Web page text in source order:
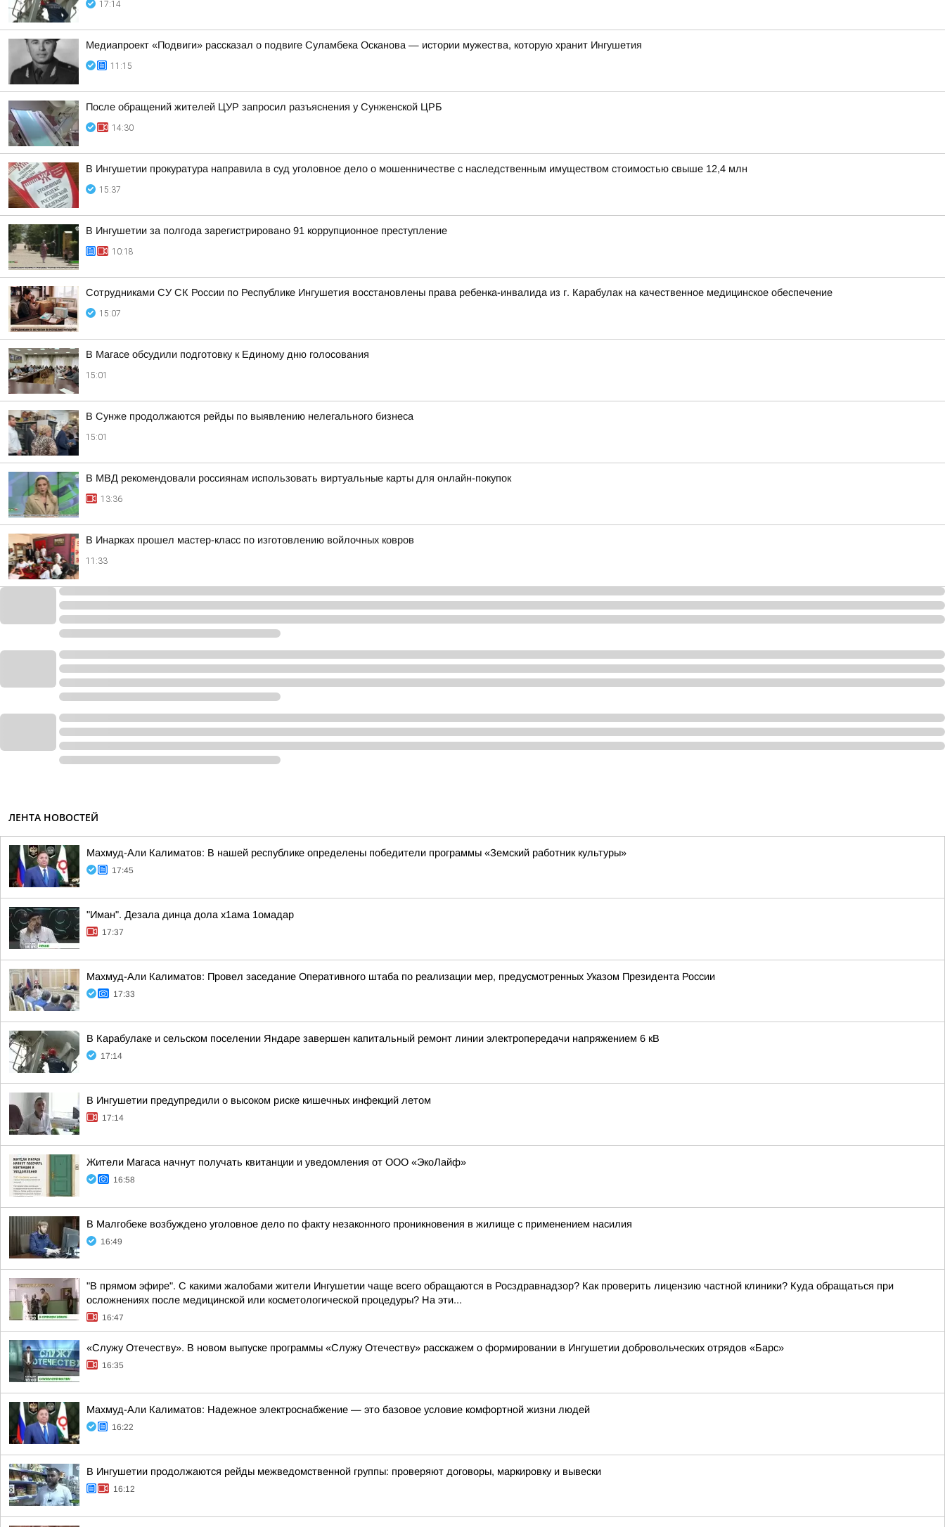
17:14
Медиапроект «Подвиги» рассказал о подвиге Суламбека Осканова — истории мужества, которую хранит Ингушетия
11:15
После обращений жителей ЦУР запросил разъяснения у Сунженской ЦРБ
14:30
В Ингушетии прокуратура направила в суд уголовное дело о мошенничестве с наследственным имуществом стоимостью свыше 12,4 млн
15:37
В Ингушетии за полгода зарегистрировано 91 коррупционное преступление
10:18
Сотрудниками СУ СК России по Республике Ингушетия восстановлены права ребенка-инвалида из г. Карабулак на качественное медицинское обеспечение
15:07
В Магасе обсудили подготовку к Единому дню голосования
15:01
В Сунже продолжаются рейды по выявлению нелегального бизнеса
15:01
В МВД рекомендовали россиянам использовать виртуальные карты для онлайн-покупок
13:36
В Инарках прошел мастер-класс по изготовлению войлочных ковров
11:33
ЛЕНТА НОВОСТЕЙ
Махмуд-Али Калиматов: В нашей республике определены победители программы «Земский работник культуры»
17:45
"Иман". Дезала динца дола х1ама 1омадар
17:37
Махмуд-Али Калиматов: Провел заседание Оперативного штаба по реализации мер, предусмотренных Указом Президента России
17:33
В Карабулаке и сельском поселении Яндаре завершен капитальный ремонт линии электропередачи напряжением 6 кВ
17:14
В Ингушетии предупредили о высоком риске кишечных инфекций летом
17:14
Жители Магаса начнут получать квитанции и уведомления от ООО «ЭкоЛайф»
16:58
В Малгобеке возбуждено уголовное дело по факту незаконного проникновения в жилище с применением насилия
16:49
"В прямом эфире". С какими жалобами жители Ингушетии чаще всего обращаются в Росздравнадзор? Как проверить лицензию частной клиники? Куда обращаться при
осложнениях после медицинской или косметологической процедуры? На эти...
16:47
«Служу Отечеству». В новом выпуске программы «Служу Отечеству» расскажем о формировании в Ингушетии добровольческих отрядов «Барс»
16:35
Махмуд-Али Калиматов: Надежное электроснабжение — это базовое условие комфортной жизни людей
16:22
В Ингушетии продолжаются рейды межведомственной группы: проверяют договоры, маркировку и вывески
16:12